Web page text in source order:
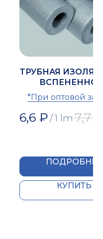
ТРУБНАЯ
ПОЛИЭТИЛЕНА
25
*При оптовой
6,6 ₽/1 lm 7,7
ПОДРОБНЕЕ
КУПИТЬ